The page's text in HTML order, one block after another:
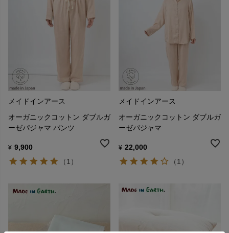
メイドインアース
オーガニックコットン ダブルガ
ーゼパジャマ パンツ
¥ 9,900
（1）
メイドインアース
オーガニックコットン ダブルガ
ーゼパジャマ
¥ 22,000
（1）